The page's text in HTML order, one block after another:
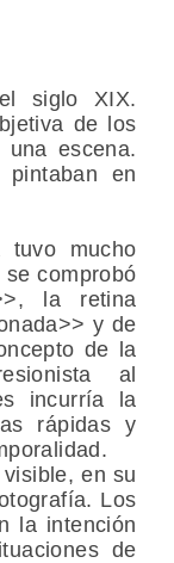
siglo XIX.
de los
escena.
pintaban en
tuvo mucho
comprobó
la retina
y de
de la
al
incurría la
rápidas y
en su
Los
la intención
de